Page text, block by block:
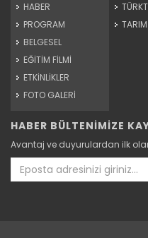
Taşköprü sarımsağı...
Taşköprü Belediyesince bu
Uluslararası...
Devamını Oku ->
HABER
PROGRAM
BELGESEL
EĞİTİM FİLMİ
ETKİNLİKLER
FOTO GALERİ
HABER BÜLTENİMİZE
Avantaj ve duyurulardan ilk